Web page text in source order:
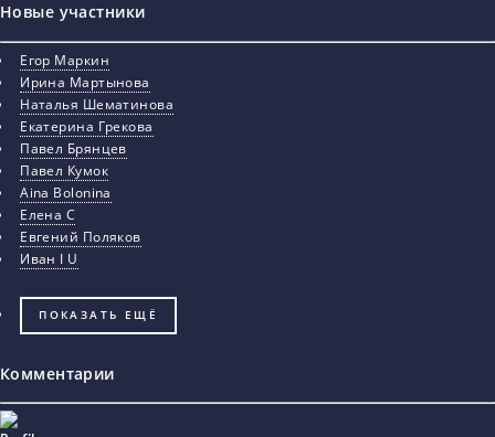
Новые участники
Егор Маркин
Ирина Мартынова
Наталья Шематинова
Екатерина Грекова
Павел Брянцев
Павел Кумок
Aina Bolonina
Елена С
Евгений Поляков
Иван I U
ПОКАЗАТЬ ЕЩЁ
Комментарии